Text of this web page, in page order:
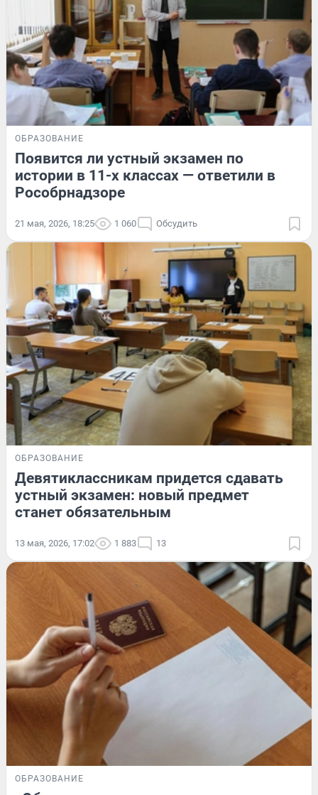
ОБРАЗОВАНИЕ
Появится ли устный экзамен по
истории в 11-х классах — ответили в
Рособрнадзоре
21 мая, 2026, 18:25 1 060 Обсудить
ОБРАЗОВАНИЕ
Девятиклассникам придется сдавать
устный экзамен: новый предмет
станет обязательным
13 мая, 2026, 17:02 1 883 13
ОБРАЗОВАНИЕ